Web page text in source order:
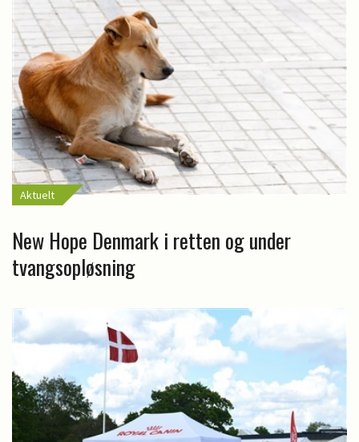
Aktuelt
New Hope Denmark i retten og under
tvangsopløsning